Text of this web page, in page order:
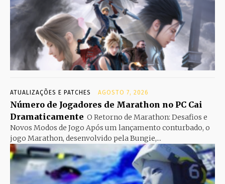
ATUALIZAÇÕES E PATCHES AGOSTO 7, 2026
Número de Jogadores de Marathon no PC Cai
Dramaticamente O Retorno de Marathon: Desafios e
Novos Modos de Jogo Após um lançamento conturbado, o
jogo Marathon, desenvolvido pela Bungie,...